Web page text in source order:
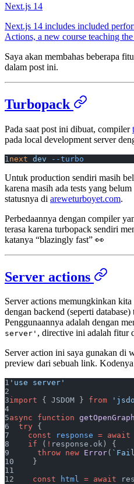
Next.js 14
Next.js 14 includes included
Actions, a new course teaching
Saya akan membahas beberapa
dalam post ini.
Turbopack
Pada saat post ini dibuat, compiler
pada local development server
next dev --turbo
Untuk production sendiri masih
karena masih ada tests yang
statusnya di areweturboyet.com.
Perbedaannya dengan compiler
terasa karena turbopack sendiri
katanya “blazingly fast” 👀
Server actions
Server actions memungkinkan
dengan backend (seperti
Penggunaannya adalah dengan
server' , directive ini adalah fitur
Server action ini saya gunakan di
preview dari sebuah link.
'use server'
import { JSDOM } from
async function
  try
{
    const
response = await
    if
( ! response.ok) {
      throw
new Error(
    }
    const
html = await